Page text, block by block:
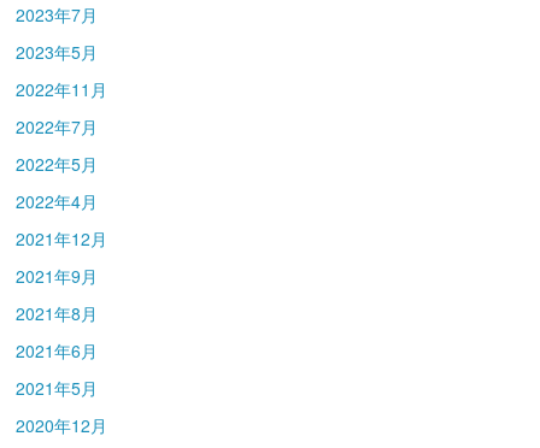
2023年7月
2023年5月
2022年11月
2022年7月
2022年5月
2022年4月
2021年12月
2021年9月
2021年8月
2021年6月
2021年5月
2020年12月